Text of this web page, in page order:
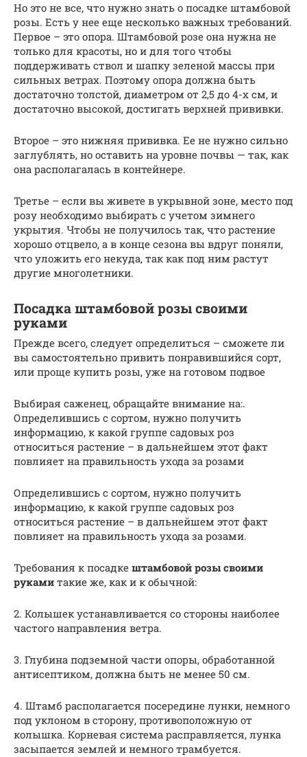
Но это не все, что нужно знать о посадке штамбовой
розы. Есть у нее еще несколько важных требований.
Первое – это опора. Штамбовой розе она нужна не
только для красоты, но и для того чтобы
поддерживать ствол и шапку зеленой массы при
сильных ветрах. Поэтому опора должна быть
достаточно толстой, диаметром от 2,5 до 4-х см, и
достаточно высокой, достигать верхней прививки.
Второе – это нижняя прививка. Ее не нужно сильно
заглублять, но оставить на уровне почвы — так, как
она располагалась в контейнере.
Третье – если вы живете в укрывной зоне, место под
розу необходимо выбирать с учетом зимнего
укрытия. Чтобы не получилось так, что растение
хорошо отцвело, а в конце сезона вы вдруг поняли,
что уложить его некуда, так как под ним растут
другие многолетники.
Посадка штамбовой розы своими
руками
Прежде всего, следует определиться – сможете ли
вы самостоятельно привить понравившийся сорт,
или проще купить розы, уже на готовом подвое
Выбирая саженец, обращайте внимание на:.
Определившись с сортом, нужно получить
информацию, к какой группе садовых роз
относиться растение – в дальнейшем этот факт
повлияет на правильность ухода за розами
Определившись с сортом, нужно получить
информацию, к какой группе садовых роз
относиться растение – в дальнейшем этот факт
повлияет на правильность ухода за розами.
Требования к посадке штамбовой розы своими
руками такие же, как и к обычной:
2. Колышек устанавливается со стороны наиболее
частого направления ветра.
3. Глубина подземной части опоры, обработанной
антисептиком, должна быть не менее 50 см.
4. Штамб располагается посередине лунки, немного
под уклоном в сторону, противоположную от
колышка. Корневая система расправляется, лунка
засыпается землей и немного трамбуется.